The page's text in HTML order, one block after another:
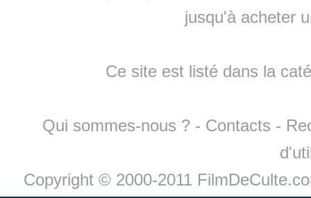
jusqu'à acheter
Ce site est listé dans la
Qui sommes-nous ? - Contacts -
Copyright © 2000-2011